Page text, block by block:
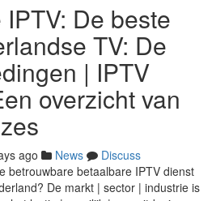
De beste
TV: De
| IPTV
overzicht van
ago News
Discuss
betrouwbare betaalbare IPTV dienst
De markt | sector | industrie is